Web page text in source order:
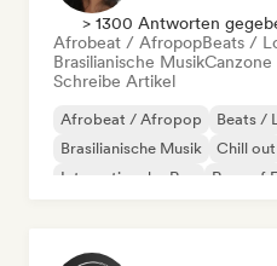
> 1300 Antworten
Afrobeat / AfropopBeats /
Brasilianische MusikCanzone
Schreibe Artikel
Afrobeat / Afropop Beats /
Brasilianische Musik
Chill out
Internationaler Rap
Rap auf